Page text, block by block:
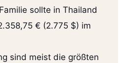
sollte in Thailand
€ (2.775 $) im
sind meist die größten